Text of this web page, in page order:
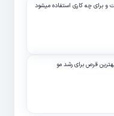
و برای چه کاری استفاده میشود